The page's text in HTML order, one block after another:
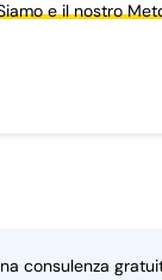
e il nostro
consulenza